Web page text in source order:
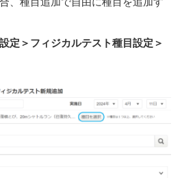
定＞フィジカルテスト種目設定＞